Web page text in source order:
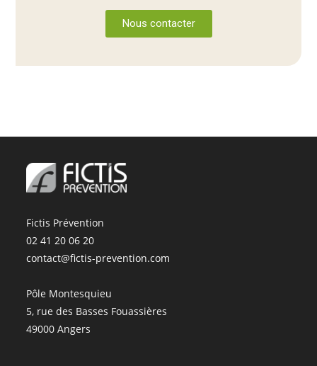
Nous contacter
Fictis Prévention
02 41 20 06 20
contact@fictis-prevention.com
Pôle Montesquieu
5, rue des Basses Fouassières
49000 Angers